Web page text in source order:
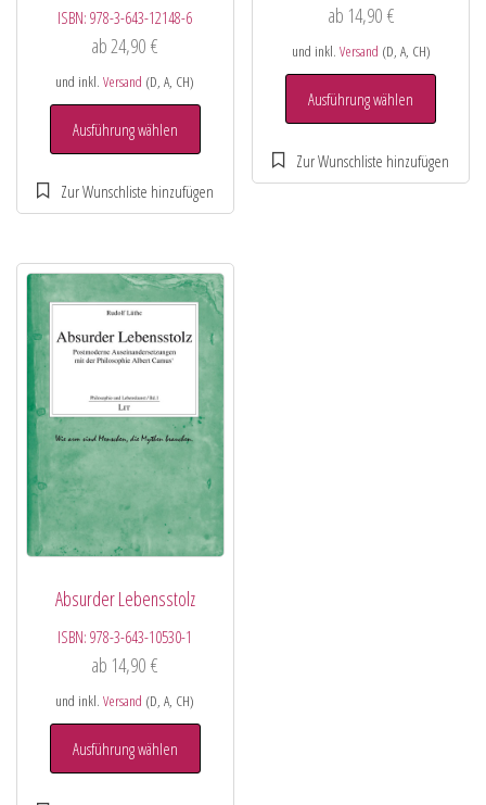
ISBN:978-3-643-12148-6
ab24,90€
und inkl.Versand (D, A, CH)
Ausführung wählen
ab 14,90 €
und inkl. Versand (D, A, CH)
Ausführung wählen
Absurder Lebensstolz
ISBN:978-3-643-10530-1
ab 14,90€
und inkl.Versand (D, A, CH)
Ausführung wählen